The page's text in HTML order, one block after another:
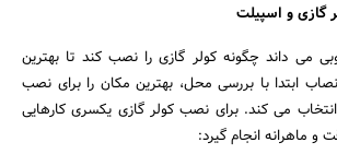
گازی و اسپیلت
می داند چگونه کولر گازی را نصب کند تا بهترین
ابتدا با بررسی محل، بهترین مکان را برای نصب
می کند. برای نصب کولر گازی یکسری کارهایی
و ماهرانه انجام گیرد: